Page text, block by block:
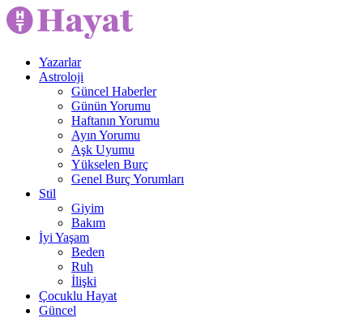
Yazarlar
Astroloji
Güncel Haberler
Günün Yorumu
Haftanın Yorumu
Ayın Yorumu
Aşk Uyumu
Yükselen Burç
Genel Burç Yorumları
Stil
Giyim
Bakım
İyi Yaşam
Beden
Ruh
İlişki
Çocuklu Hayat
Güncel